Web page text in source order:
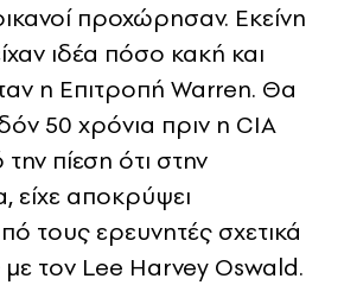
προχώρησαν. Εκείνη
ιδέα πόσο κακή και
η Επιτροπή Warren. Θα
50 χρόνια πριν η CIA
πίεση ότι στην
είχε αποκρύψει
τους ερευνητές σχετικά
με τον Lee Harvey Oswald.